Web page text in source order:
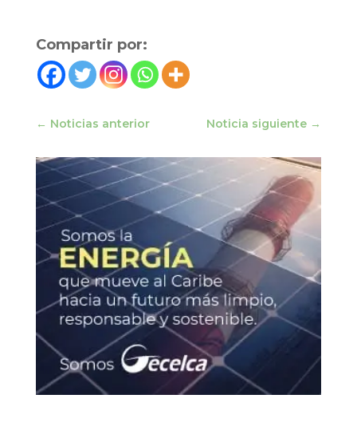
Compartir por:
← Noticias anterior Noticia siguiente →